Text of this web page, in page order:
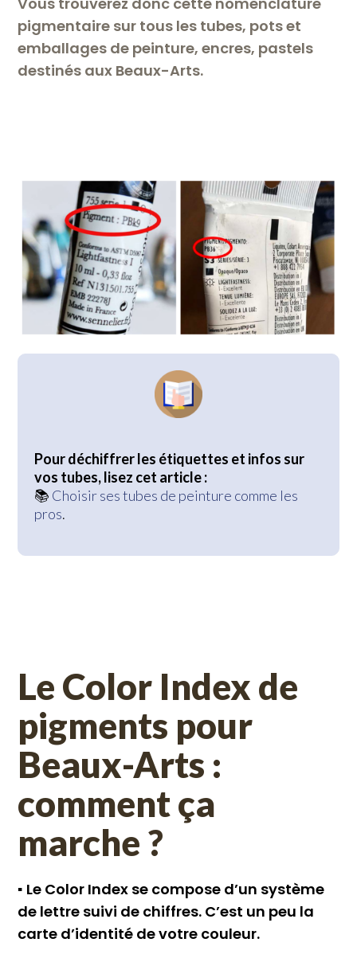
pigmentaire sur tous les tubes, pots et
emballages de peinture, encres, pastels
destinés aux Beaux-Arts.
Pourdéchiffrer les étiquettes et infos sur
vos tubes, lisez cet article :
📚 Choisir ses tubes de peinture comme les
pros.
Le Color Index de
pigments pour
Beaux-Arts :
comment ça
marche ?
▪︎ Le Color Index se compose d’un système
de lettre suivi de chiffres. C’est un peu la
carte d’identité de votre couleur.